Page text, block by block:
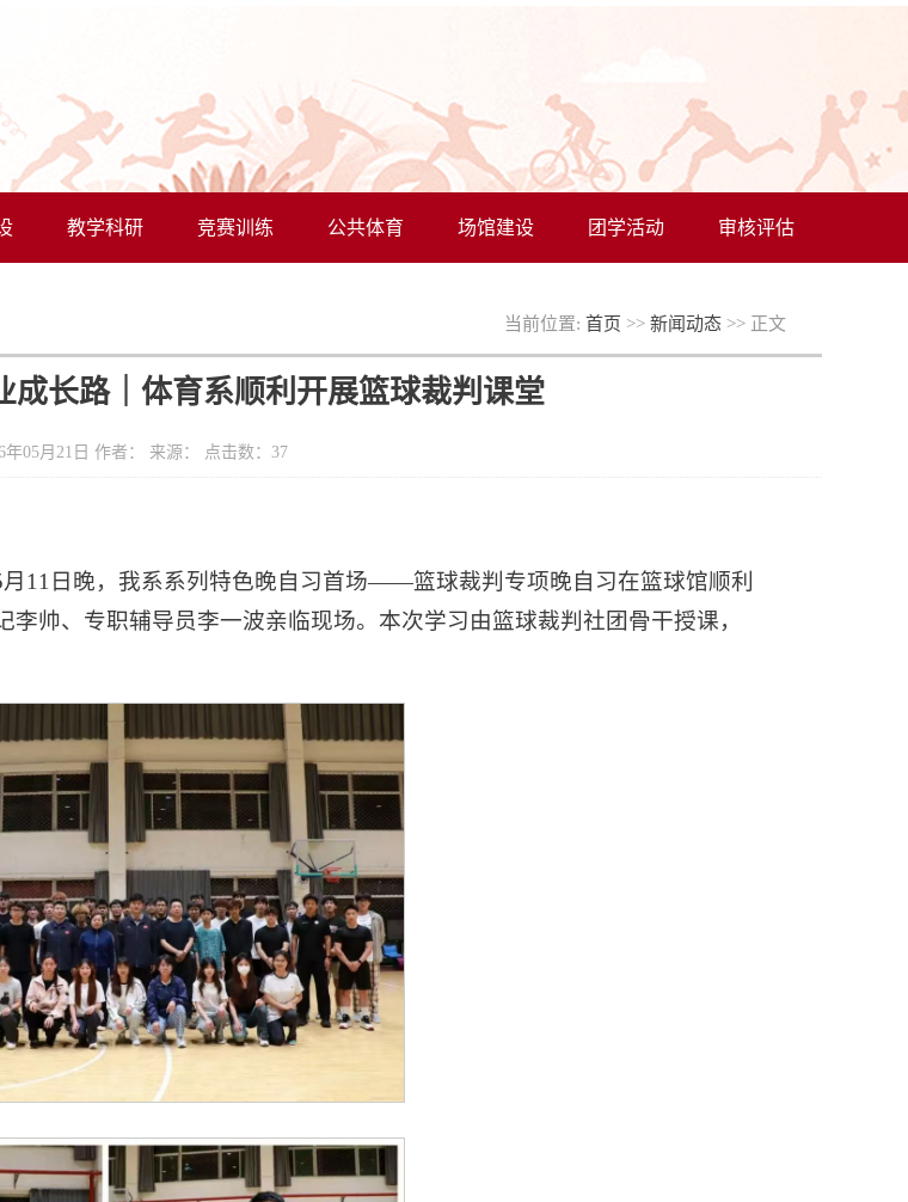
教学科研 竞赛训练 公共体育 场馆建设 团学活动 审核评估
当前位置: 首页 >> 新闻动态 >> 正文
成长路｜体育系顺利开展篮球裁判课堂
年05月21日 作者： 来源： 点击数： 37
11日晚，我系系列特色晚自习首场——篮球裁判专项晚自习在篮球馆顺利
帅、专职辅导员李一波亲临现场。本次学习由篮球裁判社团骨干授课，